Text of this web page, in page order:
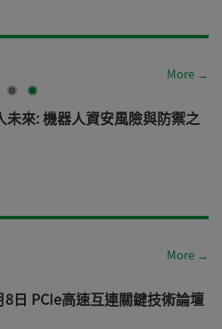
More →
來: 機器人資安風險與防禦之
More →
8日 PCIe高速互連關鍵技術論壇